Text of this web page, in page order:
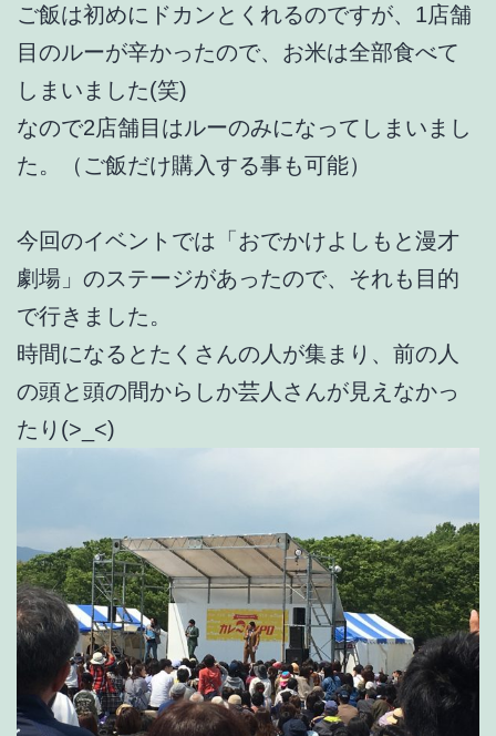
ご飯は初めにドカンとくれるのですが、1店舗
目のルーが辛かったので、お米は全部食べて
しまいました(笑)
なので2店舗目はルーのみになってしまいまし
た。（ご飯だけ購入する事も可能）
今回のイベントでは「おでかけよしもと漫才
劇場」のステージがあったので、それも目的
で行きました。
時間になるとたくさんの人が集まり、前の人
の頭と頭の間からしか芸人さんが見えなかっ
たり(>_<)